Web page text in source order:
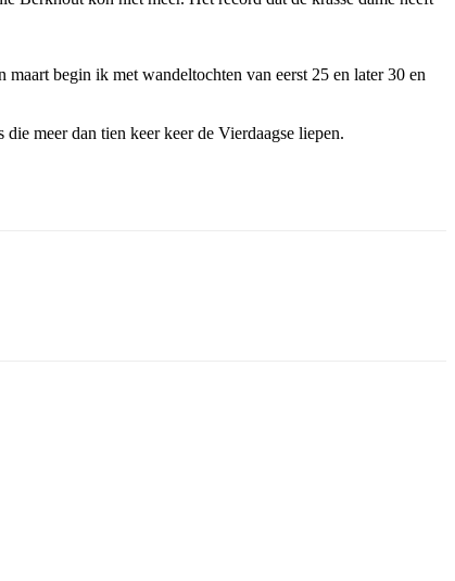
begin ik met wandeltochten van eerst 25 en later 30 en
meer dan tien keer keer de Vierdaagse liepen.